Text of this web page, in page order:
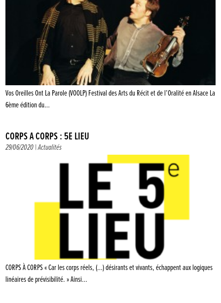
Vos Oreilles Ont La Parole (VOOLP) Festival des Arts du Récit et de l’Oralité en Alsace La
6ème édition du…
CORPS À CORPS : 5E LIEU
29/06/2020 |Actualités
CORPS À CORPS « Car les corps réels, (…) désirants et vivants, échappent aux logiques
linéaires de prévisibilité. » Ainsi…